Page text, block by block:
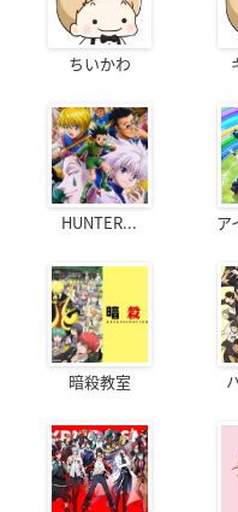
ちいかわ
HUNTER... ア
暗殺教室